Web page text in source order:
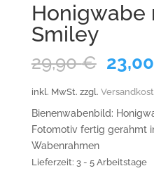
Honigwabe
Smiley
29,90€
Preis
war:
23,00
inkl. MwSt. zzgl.
Bienenwabenbild:
Fotomotiv fertig gerahmt
Wabenrahmen
Lieferzeit: 3 - 5 Arbeitstage